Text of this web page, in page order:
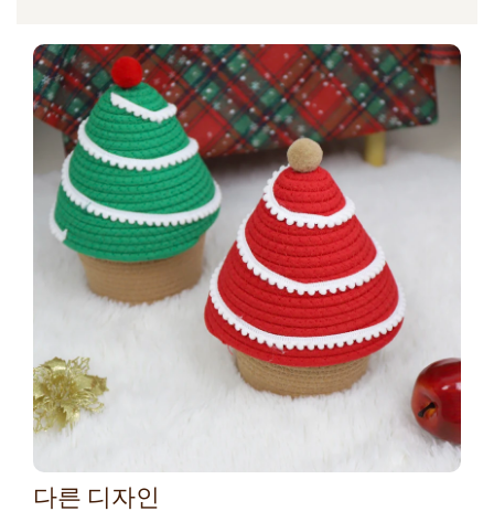
다른 디자인